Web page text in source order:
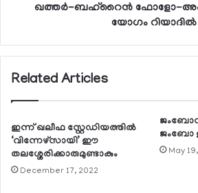
ഖത്തര്‍-ബഹ്റൈന്‍ ഫോളോ-അപ്പ്
യോഗം റിയാദില്‍
Related Articles
ഇന്ന് ഖലീഫ സ്റ്റേഡിയത്തില്‍
‘വിന്നേഴ്സായി’ ഈ
തലശ്ശേരിക്കാരുമുണ്ടാകും
December 17, 2022
ജംബോ
May